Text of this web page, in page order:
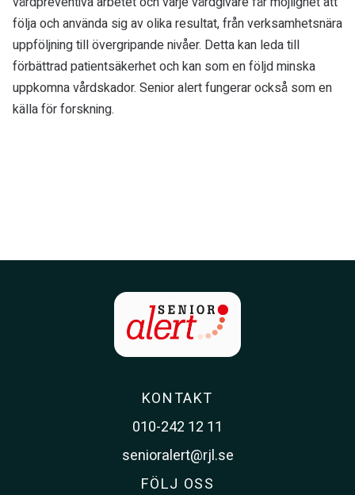
följa och använda sig av olika resultat, från verksamhetsnära
uppföljning till övergripande nivåer. Detta kan leda till
förbättrad patientsäkerhet och kan som en följd minska
uppkomna vårdskador. Senior alert fungerar också som en
källa för forskning.
KONTAKT
010-242 12 11
senioralert@rjl.se
FÖLJ OSS